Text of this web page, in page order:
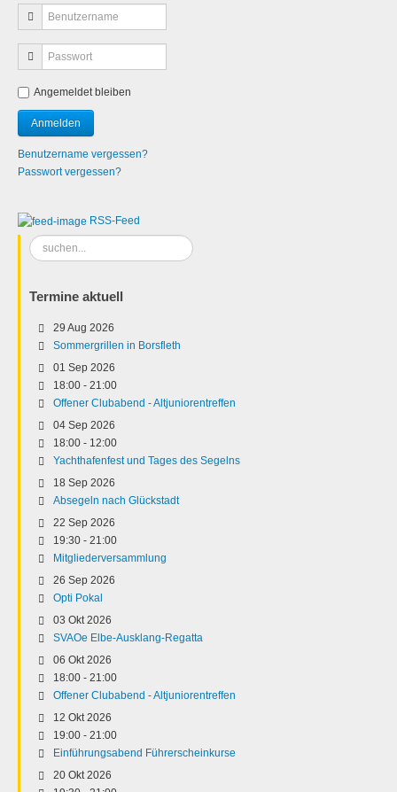
Angemeldet bleiben
Benutzername vergessen?
Passwort vergessen?
RSS-Feed
Suchen
...
Termine aktuell
29 Aug 2026
Sommergrillen in Borsfleth
01 Sep 2026
18:00 - 21:00
Offener Clubabend - Altjuniorentreffen
04 Sep 2026
18:00 - 12:00
Yachthafenfest und Tages des Segelns
18 Sep 2026
Absegeln nach Glückstadt
22 Sep 2026
19:30 - 21:00
Mitgliederversammlung
26 Sep 2026
Opti Pokal
03 Okt 2026
SVAOe Elbe-Ausklang-Regatta
06 Okt 2026
18:00 - 21:00
Offener Clubabend - Altjuniorentreffen
12 Okt 2026
19:00 - 21:00
Einführungsabend Führerscheinkurse
20 Okt 2026